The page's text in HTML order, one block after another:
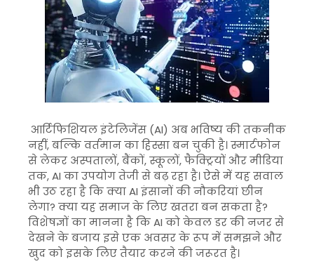
आर्टिफिशियल इंटेलिजेंस (AI) अब भविष्य की तकनीक
नहीं, बल्कि वर्तमान का हिस्सा बन चुकी है। स्मार्टफोन
से लेकर अस्पतालों, बैंकों, स्कूलों, फैक्ट्रियों और मीडिया
तक, AI का उपयोग तेजी से बढ़ रहा है। ऐसे में यह सवाल
भी उठ रहा है कि क्या AI इंसानों की नौकरियां छीन
लेगा? क्या यह समाज के लिए खतरा बन सकता है?
विशेषज्ञों का मानना है कि AI को केवल डर की नजर से
देखने के बजाय इसे एक अवसर के रूप में समझने और
खुद को इसके लिए तैयार करने की जरूरत है।